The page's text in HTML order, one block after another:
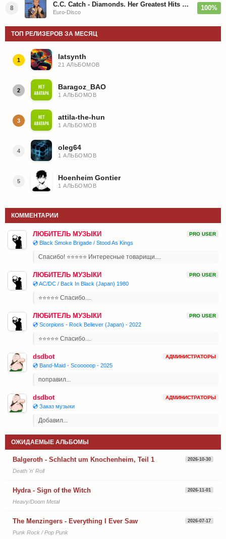
8 C.C. Catch - Diamonds. Her Greatest Hits 1988
Euro-Disco
100%
ТОП РЕЛИЗЕРОВ ЗА МЕСЯЦ
1 latsynth
21 АЛЬБОМОВ
2 Baragoz_BAO
1 АЛЬБОМОВ
3 attila-the-hun
1 АЛЬБОМОВ
4 oleg64
1 АЛЬБОМОВ
5 Hoenheim Gontier
1 АЛЬБОМОВ
КОММЕНТАРИИ
ЛЮБИТЕЛЬ МУЗЫКИ PRO USER
💿 Black Smoke Brigade / Stood As Kings
Спасибо! ⭐⭐⭐⭐⭐ Интересные товарищи....
ЛЮБИТЕЛЬ МУЗЫКИ PRO USER
💿 AC/DC / Back In Black (Japan) 1980
⭐⭐⭐⭐⭐ Спасибо....
ЛЮБИТЕЛЬ МУЗЫКИ PRO USER
💿 Scorpions - Rock Believer (Japan) - 2022
⭐⭐⭐⭐⭐ Спасибо....
dsdbot АДМИНИСТРАТОРЫ
💿 Band-Maid - Scooooop - 2025
поправил...
dsdbot АДМИНИСТРАТОРЫ
💿 Заказ музыки
Добавил...
ОЖИДАЕМЫЕ АЛЬБОМЫ
Balgeroth - Schlacht um Knochenheim, Teil 1 2026-10-30
Death 'n' Roll
Hydra - Sign of the Witch 2026-11-01
Heavy/Doom Metal
The Menzingers - Everything I Ever Saw 2026-07-17
Punk Rock / Pop Punk